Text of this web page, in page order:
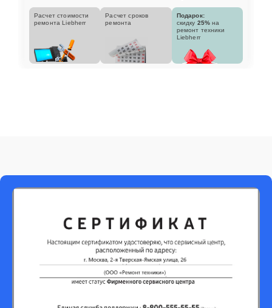
Расчет стоимости
ремонта Liebherr
Расчет сроков
ремонта
Подарок:
скидку 25% на
ремонт техники
Liebherr